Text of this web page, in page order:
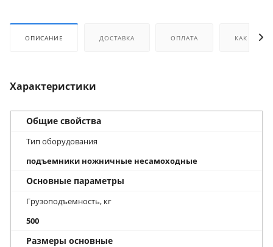
ОПИСАНИЕ ДОСТАВКА ОПЛАТА КАК
Характеристики
Общие свойства
Тип оборудования
подъемники ножничные несамоходные
Основные параметры
Грузоподъемность, кг
500
Размеры основные